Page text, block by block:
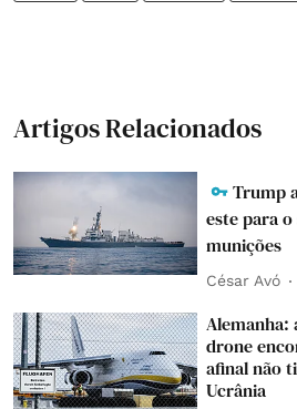
Artigos Relacionados
Trump
este para
munições
César Avó
Alemanha:
drone
afinal não
Ucrânia